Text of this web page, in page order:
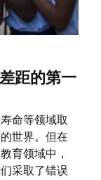
距的第一
命等领域取
世界。但在
育领域中，
采取了错误